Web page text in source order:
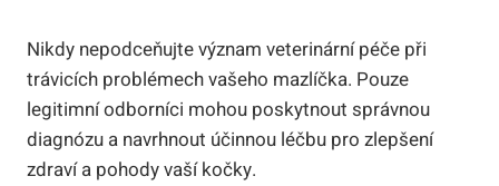
Nikdy nepodceňujte ​význam ⁣veterinární​ péče při
trávicích problémech vašeho mazlíčka. Pouze
legitimní odborníci ‍mohou⁣ poskytnout ​správnou
diagnózu a navrhnout účinnou ⁢léčbu ⁣pro zlepšení
⁢zdraví a pohody vaší kočky.